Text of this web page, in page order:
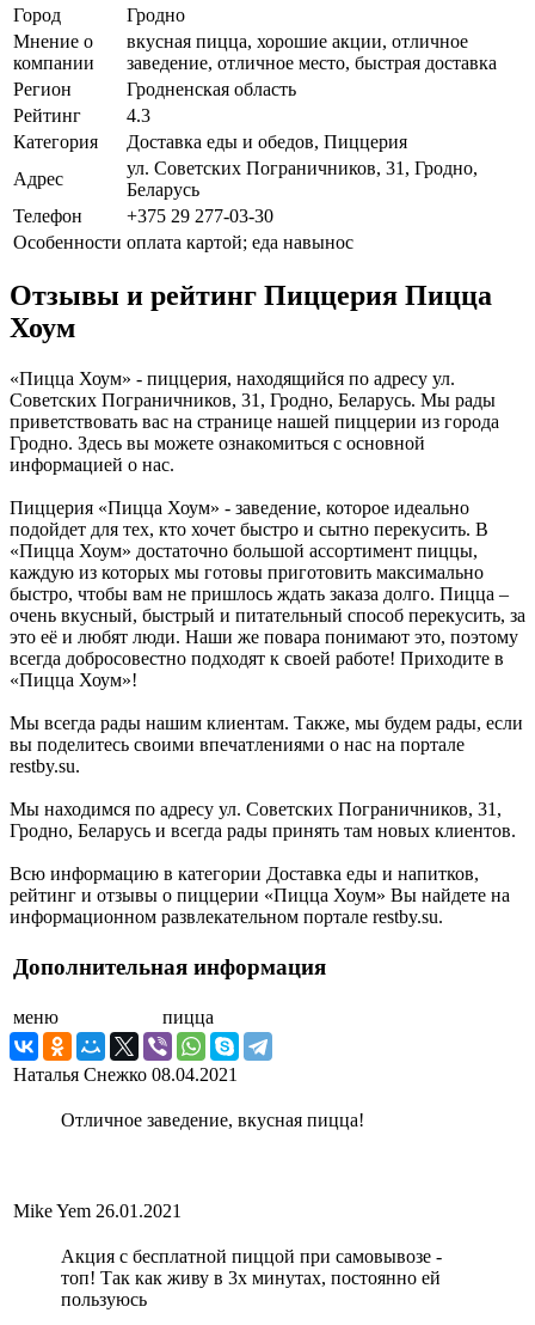
Город
Гродно
Мнение о
компании
вкусная пицца, хорошие акции, отличное
заведение, отличное место, быстрая доставка
Регион
Гродненская область
Рейтинг
4.3
Категория
Доставка еды и обедов, Пиццерия
Адрес
ул. Советских Пограничников, 31, Гродно,
Беларусь
Телефон
+375 29 277-03-30
Особенности оплата картой; еда навынос
Отзывы и рейтинг Пиццерия Пицца
Хоум
«Пицца Хоум» - пиццерия, находящийся по адресу ул.
Советских Пограничников, 31, Гродно, Беларусь. Мы рады
приветствовать вас на странице нашей пиццерии из города
Гродно. Здесь вы можете ознакомиться с основной
информацией о нас.
Пиццерия «Пицца Хоум» - заведение, которое идеально
подойдет для тех, кто хочет быстро и сытно перекусить. В
«Пицца Хоум» достаточно большой ассортимент пиццы,
каждую из которых мы готовы приготовить максимально
быстро, чтобы вам не пришлось ждать заказа долго. Пицца –
очень вкусный, быстрый и питательный способ перекусить, за
это её и любят люди. Наши же повара понимают это, поэтому
всегда добросовестно подходят к своей работе! Приходите в
«Пицца Хоум»!
Мы всегда рады нашим клиентам. Также, мы будем рады, если
вы поделитесь своими впечатлениями о нас на портале
restby.su.
Мы находимся по адресу ул. Советских Пограничников, 31,
Гродно, Беларусь и всегда рады принять там новых клиентов.
Всю информацию в категории Доставка еды и напитков,
рейтинг и отзывы о пиццерии «Пицца Хоум» Вы найдете на
информационном развлекательном портале restby.su.
Дополнительная информация
меню пицца
Наталья Снежко 08.04.2021
Отличное заведение, вкусная пицца!
Mike Yem 26.01.2021
Акция с бесплатной пиццой при самовывозе -
топ! Так как живу в 3х минутах, постоянно ей
пользуюсь